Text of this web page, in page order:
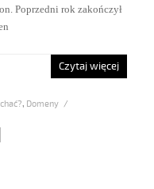
Poprzedni rok zakończył
Czytaj więcej
, Domeny